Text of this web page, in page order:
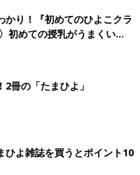
かり！『初めてのひよこクラ
初めての授乳がうまくい
基本と夏のトラブル 解決テ
冊の「たまひよ」
ひよ雑誌を買うとポイント10